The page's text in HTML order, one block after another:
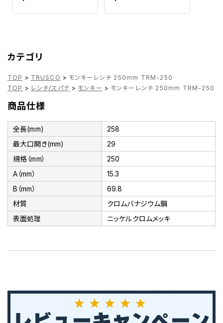
カテゴリ
TOP > TRUSCO > モンキーレンチ 250mm TRM-250
TOP > レンチ/スパナ > モンキー > モンキーレンチ 250mm TRM-250
商品仕様
全長(mm)
258
最大口開き(mm)
29
規格（mm）
250
A（mm）
15.3
B（mm）
69.8
材質
クロムバナジウム鋼
表面処理
ニッケルクロムメッキ